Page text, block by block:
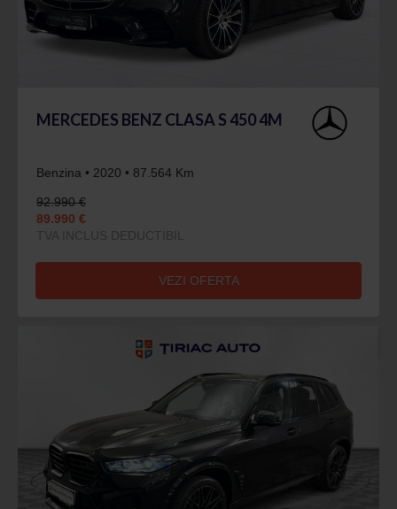
MERCEDES BENZ CLASA S 450 4M
Benzina • 2020 • 87.564 Km
92.990 €
89.990 €
TVA INCLUS DEDUCTIBIL
VEZI OFERTA